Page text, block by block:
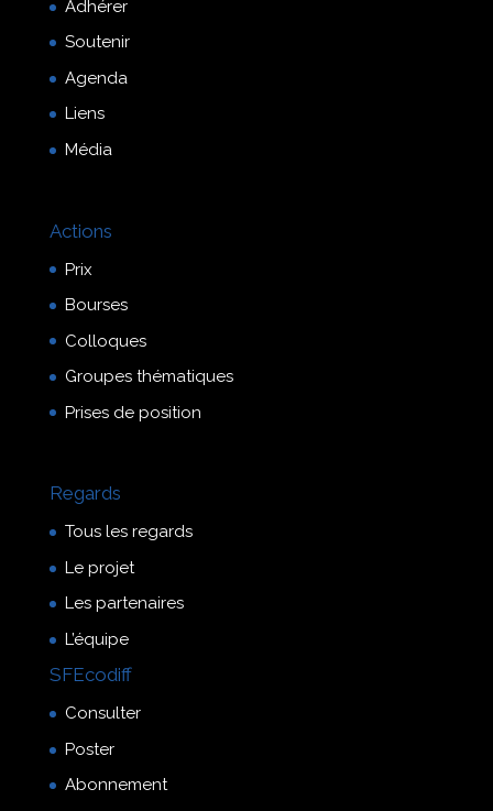
Adhérer
Soutenir
Agenda
Liens
Média
Actions
Prix
Bourses
Colloques
Groupes thématiques
Prises de position
Regards
Tous les regards
Le projet
Les partenaires
L’équipe
SFEcodiff
Consulter
Poster
Abonnement